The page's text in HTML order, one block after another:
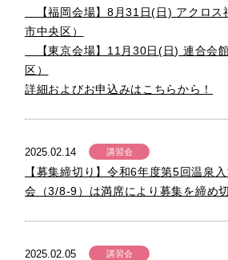
【福岡会場】8月31日(日) アクロス
市中央区）
【東京会場】11月30日(日) 連合会
区）
詳細およびお申込みはこちらから！
2025.02.14 講習会
【募集締切り】令和6年度第5回温泉
会（3/8-9）は満席により募集を締め
2025.02.05 講習会